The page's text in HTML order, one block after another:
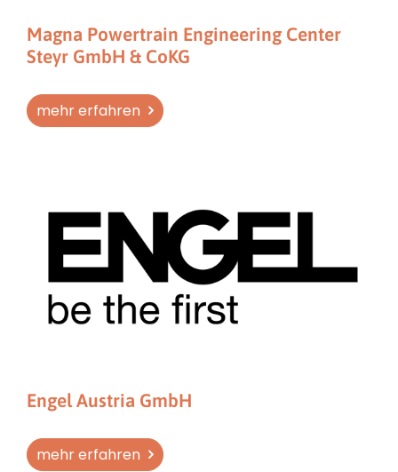
Magna Powertrain Engineering Center
Steyr GmbH & CoKG
mehr erfahren
Engel Austria GmbH
mehr erfahren